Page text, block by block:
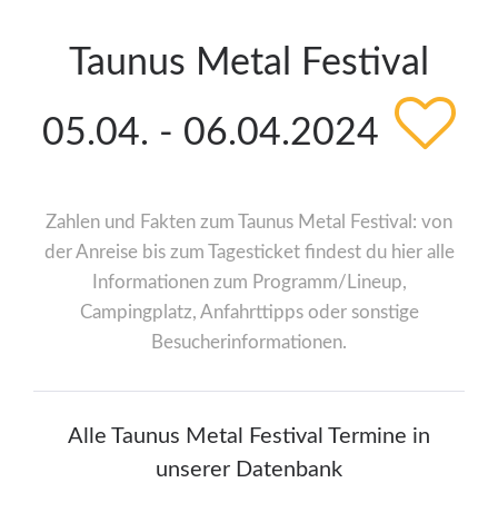
Taunus Metal Festival
05.04. - 06.04.2024
Zahlen und Fakten zum Taunus Metal Festival: von
der Anreise bis zum Tagesticket findest du hier alle
Informationen zum Programm/Lineup,
Campingplatz, Anfahrttipps oder sonstige
Besucherinformationen.
Alle Taunus Metal Festival Termine in
unserer Datenbank